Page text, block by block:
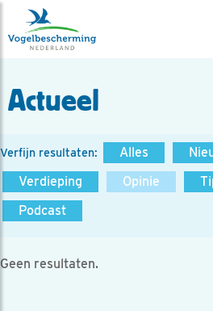
Actueel
Verfijn resultaten: Alles
Verdieping
Opinie
Podcast
Geen resultaten.